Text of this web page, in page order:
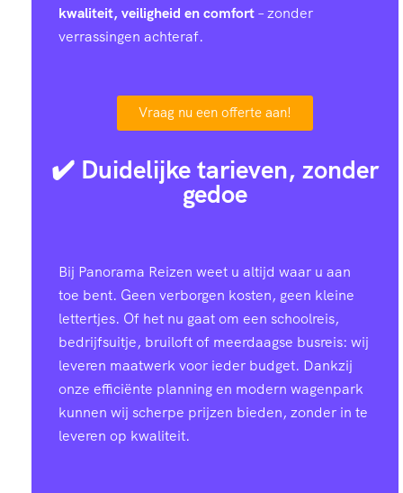
kwaliteit, veiligheid en comfort– zonder
verrassingen achteraf.
Vraag nu een offerte aan!
✔️ Duidelijke tarieven, zonder
gedoe
Bij Panorama Reizen weet u altijd waar u aan
toe bent. Geen verborgen kosten, geen kleine
lettertjes. Of het nu gaat om een schoolreis,
bedrijfsuitje, bruiloft of meerdaagse busreis: wij
leveren maatwerk voor ieder budget. Dankzij
onze efficiënte planning en modern wagenpark
kunnen wij scherpe prijzen bieden, zonder in te
leveren op kwaliteit.